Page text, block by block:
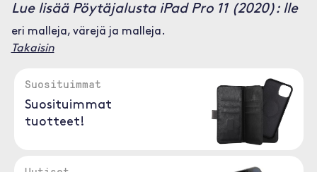
Lue lisää Pöytäjalusta iPad Pro 11 (2020): lle
eri malleja, värejä ja malleja.
Takaisin
Suosituimmat
Suosituimmat
tuotteet!